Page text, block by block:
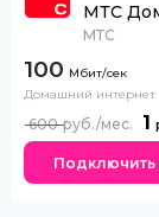
МТС
МТС
100
Домашний интернет
1
600
Подключить